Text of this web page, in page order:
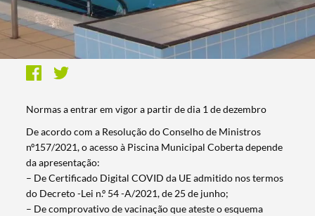
Normas a entrar em vigor a partir de dia 1 de dezembro
De acordo com a Resolução do Conselho de Ministros
nº157/2021, o acesso à Piscina Municipal Coberta depende
da apresentação:
– De Certificado Digital COVID da UE admitido nos termos
do Decreto -Lei n.º 54 -A/2021, de 25 de junho;
– De comprovativo de vacinação que ateste o esquema